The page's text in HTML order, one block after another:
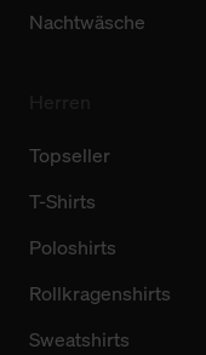
Nachtwäsche
Topseller
T-Shirts
Poloshirts
Rollkragenshirts
Sweatshirts